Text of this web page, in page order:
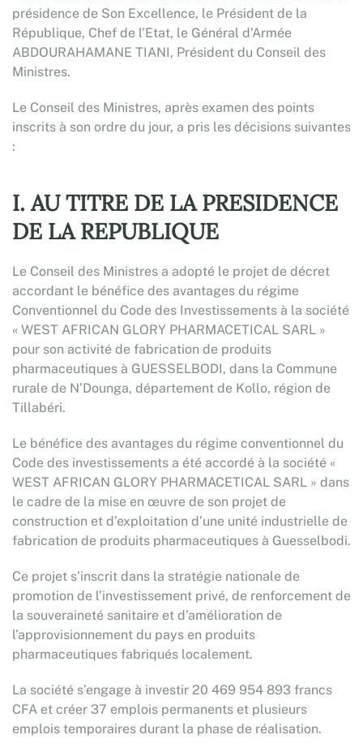
présidence de Son Excellence, le Président de la
République, Chef de l’Etat, le Général d’Armée
ABDOURAHAMANE TIANI, Président du Conseil des
Ministres.
Le Conseil des Ministres, après examen des points
inscrits à son ordre du jour, a pris les décisions suivantes
:
I. AU TITRE DE LA PRESIDENCE
DE LA REPUBLIQUE
Le Conseil des Ministres a adopté le projet de décret
accordant le bénéfice des avantages du régime
Conventionnel du Code des Investissements à la société
« WEST AFRICAN GLORY PHARMACETICAL SARL »
pour son activité de fabrication de produits
pharmaceutiques à GUESSELBODI, dans la Commune
rurale de N’Dounga, département de Kollo, région de
Tillabéri.
Le bénéfice des avantages du régime conventionnel du
Code des investissements a été accordé à la société «
WEST AFRICAN GLORY PHARMACETICAL SARL » dans
le cadre de la mise en œuvre de son projet de
construction et d’exploitation d’une unité industrielle de
fabrication de produits pharmaceutiques à Guesselbodi.
Ce projet s’inscrit dans la stratégie nationale de
promotion de l’investissement privé, de renforcement de
la souveraineté sanitaire et d’amélioration de
l’approvisionnement du pays en produits
pharmaceutiques fabriqués localement.
La société s’engage à investir 20 469 954 893 francs
CFA et créer 37 emplois permanents et plusieurs
emplois temporaires durant la phase de réalisation.